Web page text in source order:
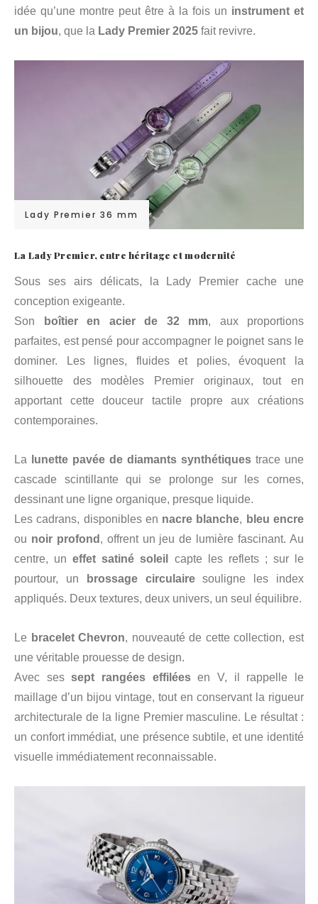
idée qu’une montre peut être à la fois un instrument et
un bijou, que la Lady Premier 2025 fait revivre.
Lady Premier 36 mm
La Lady Premier, entre héritage et modernité
Sous ses airs délicats, la Lady Premier cache une
conception exigeante.
Son
boîtier en acier de 32 mm, aux proportions
parfaites, est pensé pour accompagner le poignet sans le
dominer. Les lignes, fluides et polies, évoquent la
silhouette des modèles Premier originaux, tout en
apportant cette douceur tactile propre aux créations
contemporaines.
La lunette pavée de diamants synthétiques trace une
cascade scintillante qui se prolonge sur les cornes,
dessinant une ligne organique, presque liquide.
Les cadrans, disponibles en nacre blanche, bleu encre
ou noir profond , offrent un jeu de lumière fascinant. Au
centre, uneffet satiné soleil
capte les reflets ; sur le
pourtour, un
brossage circulairesouligne les index
appliqués. Deux textures, deux univers, un seul équilibre.
Le bracelet Chevron, nouveauté de cette collection, est
une véritable prouesse de design.
Avec sessept rangées effiléesen V, il rappelle le
maillage d’un bijou vintage, tout en conservant la rigueur
architecturale de la ligne Premier masculine. Le résultat :
un confort immédiat, une présence subtile, et une identité
visuelle immédiatement reconnaissable.